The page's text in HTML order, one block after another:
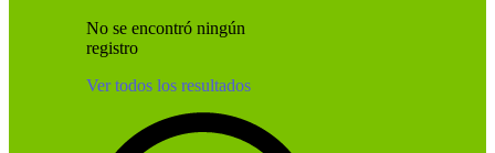
No se encontró ningún
registro
Ver todos los resultados